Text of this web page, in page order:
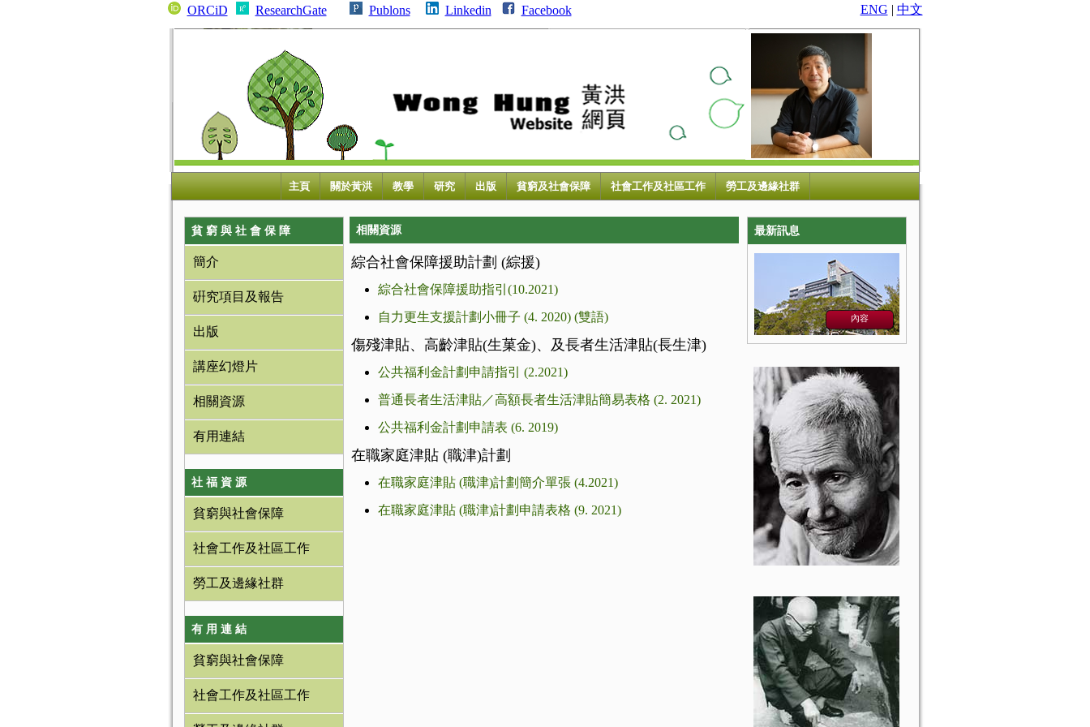
ORCiD ResearchGate Publons Linkedin Facebook ENG | 中文
主頁 關於黃洪 教學 研究 出版 貧窮及社會保障 社會工作及社區工作 勞工及邊緣社群
貧 窮 與 社 會 保 障
簡介
硏究項目及報告
出版
講座幻燈片
相關資源
有用連結
社 福 資 源
貧窮與社會保障
社會工作及社區工作
勞工及邊緣社群
有 用 連 結
貧窮與社會保障
社會工作及社區工作
相關資源
綜合社會保障援助計劃 (綜援)
綜合社會保障援助指引(10.2021)
自力更生支援計劃小冊子 (4. 2020) (雙語)
傷殘津貼、高齡津貼(生菓金)、及長者生活津貼(長生津)
公共福利金計劃申請指引 (2.2021)
普通長者生活津貼／高額長者生活津貼簡易表格 (2. 2021)
公共福利金計劃申請表 (6. 2019)
在職家庭津貼 (職津)計劃
在職家庭津貼 (職津)計劃簡介單張 (4.2021)
在職家庭津貼 (職津)計劃申請表格 (9. 2021)
最新訊息